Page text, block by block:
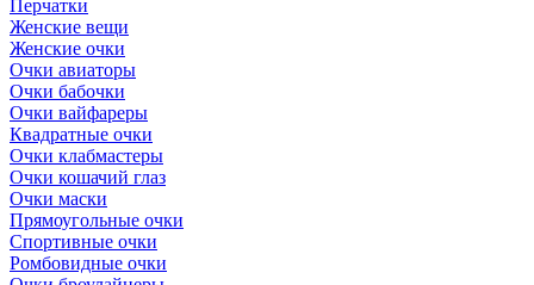
Перчатки
Женские вещи
Женские очки
Очки авиаторы
Очки бабочки
Очки вайфареры
Квадратные очки
Очки клабмастеры
Очки кошачий глаз
Очки маски
Прямоугольные очки
Спортивные очки
Ромбовидные очки